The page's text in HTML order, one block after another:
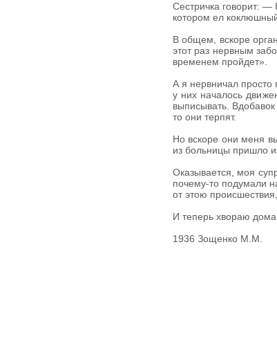
Сестричка говорит: —
котором ел
В общем, вскоре
этот раз нервным
временем пройдет».
А я нервничал просто
у них началось
выписывать.
то они терпят.
Но вскоре они меня
из больницы пришло
Оказывается, моя
почему-то подумали
от этою
И теперь хвораю дома.
1936 Зощенко М.М.